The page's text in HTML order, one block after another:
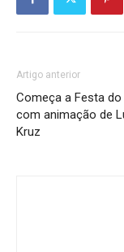
Artigo anterior
Começa a Festa
com animação de
Kruz